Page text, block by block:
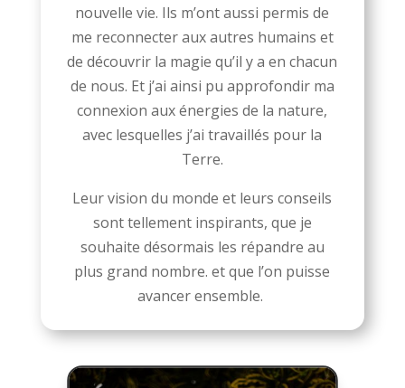
nouvelle vie. Ils m’ont aussi permis de
me reconnecter aux autres humains et
de découvrir la magie qu’il y a en chacun
de nous. Et j’ai ainsi pu approfondir ma
connexion aux énergies de la nature,
avec lesquelles j’ai travaillés pour la
Terre.
Leur vision du monde et leurs conseils
sont tellement inspirants, que je
souhaite désormais les répandre au
plus grand nombre. et que l’on puisse
avancer ensemble.